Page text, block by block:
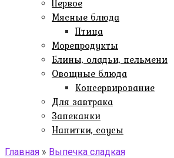
Первое
Мясные блюда
Птица
Морепродукты
Блины, оладьи, пельмени
Овощные блюда
Консервирование
Для завтрака
Запеканки
Напитки, соусы
Главная » Выпечка сладкая